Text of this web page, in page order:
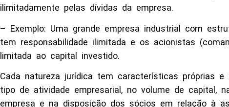
ilimitadamente pelas dívidas da empresa.
– Exemplo: Uma grande empresa industrial com
tem responsabilidade ilimitada e os acionistas
limitada ao capital investido.
Cada natureza jurídica tem características próprias
tipo de atividade empresarial, no volume de capital,
empresa e na disposição dos sócios em relação à